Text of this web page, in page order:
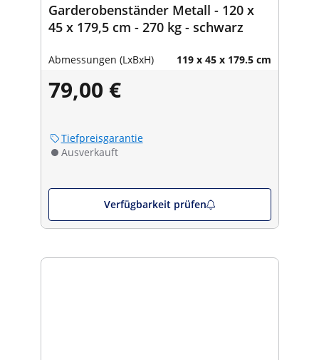
Garderobenständer Metall - 120 x
45 x 179,5 cm - 270 kg - schwarz
Abmessungen (LxBxH) 119 x 45 x 179.5 cm
79,00 €
Tiefpreisgarantie
Ausverkauft
Verfügbarkeit prüfen